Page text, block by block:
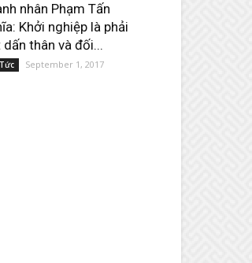
nhân Phạm Tấn
Khởi nghiệp là phải
dấn thân và đối...
September 1, 2017